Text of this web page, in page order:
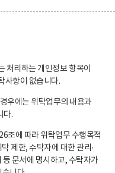
리하는 개인정보 항목이
사항이 없습니다.
우에는 위탁업무의 내용과
다.
조에 따라 위탁업무 수행목적
제한, 수탁자에 대한 관리·
문서에 명시하고, 수탁자가